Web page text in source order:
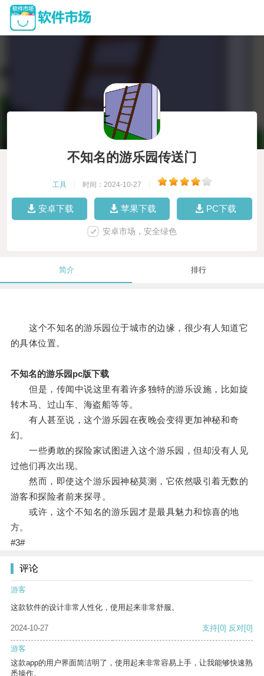
不知名的游乐园传送门
工具 时间：2024-10-27
安卓下载 苹果下载 PC下载
安卓市场，安全绿色
简介 排行
这个不知名的游乐园位于城市的边缘，很少有人知道它
的具体位置。
不知名的游乐园pc版下载
但是，传闻中说这里有着许多独特的游乐设施，比如旋
转木马、过山车、海盗船等等。
有人甚至说，这个游乐园在夜晚会变得更加神秘和奇
幻。
一些勇敢的探险家试图进入这个游乐园，但却没有人见
过他们再次出现。
然而，即使这个游乐园神秘莫测，它依然吸引着无数的
游客和探险者前来探寻。
或许，这个不知名的游乐园才是最具魅力和惊喜的地
方。
#3#
评论
游客
这款软件的设计非常人性化，使用起来非常舒服。
2024-10-27 支持[0] 反对[0]
游客
这款app的用户界面简洁明了，使用起来非常容易上手，让我能够快速熟
悉操作。